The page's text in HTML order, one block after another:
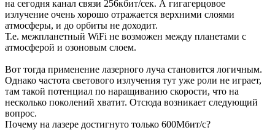
на сегодня канал связи 256кбит/сек. А гигагерцовое
излучение очень хорошо отражается верхними слоями
атмосферы, и до орбиты не доходит.
Т.е. межпланетный WiFi не возможен между планетами с
атмосферой и озоновым слоем.
Вот тогда применение лазерного луча становится логичным.
Однако частота светового излучения тут уже роли не играет,
там такой потенциал по наращиванию скорости, что на
несколько поколений хватит. Отсюда возникает следующий
вопрос.
Почему на лазере достигнуто только 600Мбит/с?